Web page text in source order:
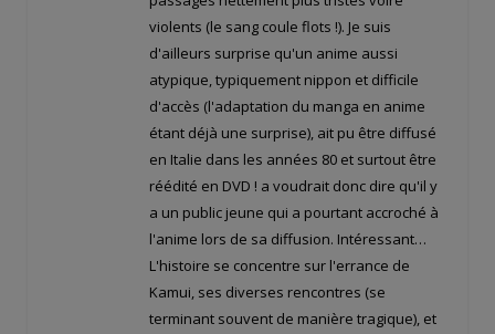
violents (le sang coule flots !). Je suis
d'ailleurs surprise qu'un anime aussi
atypique, typiquement nippon et difficile
d'accès (l'adaptation du manga en anime
étant déjà une surprise), ait pu être diffusé
en Italie dans les années 80 et surtout être
réédité en DVD ! a voudrait donc dire qu'il y
a un public jeune qui a pourtant accroché à
l'anime lors de sa diffusion. Intéressant…
L'histoire se concentre sur l'errance de
Kamui, ses diverses rencontres (se
terminant souvent de manière tragique), et